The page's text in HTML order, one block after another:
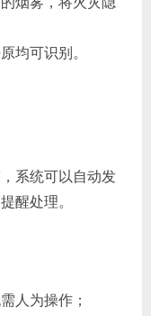
均可识别。
系统可以自动发
醒处理。
人为操作；